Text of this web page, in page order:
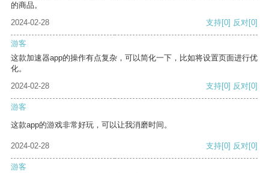
的商品。
2024-02-28
支持[0] 反对[0]
游客
这款加速器app的操作有点复杂，可以简化一下，比如将设置页面进行优
化。
2024-02-28
支持[0] 反对[0]
游客
这款app的游戏非常好玩，可以让我消磨时间。
2024-02-28 支持[0] 反对[0]
游客